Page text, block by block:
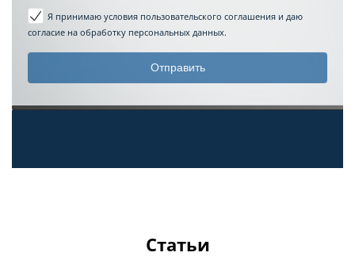
Я принимаю условия пользовательского соглашения и даю
согласие на обработку персональных данных.
Статьи